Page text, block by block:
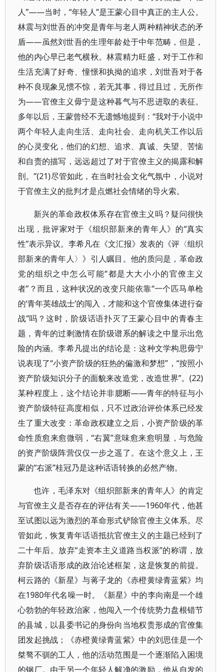
人”——当时，“年轻人”是王蒙心目中真正的主人公。
林震与刘世吾的冲突是青年与老人两种精神状态的矛
盾——虽然刘世吾的生理年龄处于中年范畴，但是，
他的内心早已老气横秋。林震精力旺盛，对于工作和
生活充满了好奇、憧憬和执拗的追求，刘世吾对于各
种不良现象见惯不惊，若无其事，得过且过，无所作
为——官僚主义毋宁是这种暮气与不思进取的表征。
多年以后，王蒙曾经不无遗憾地提到：“我对于小说中
两个年轻人走向生活、走向社会、走向机关工作以后
的心灵变化，他们的幻想、追求、真诚、失望、苦恼
和自责的描写，远远超过了对于官僚主义的揭露和解
剖。”(21)尽管如此，在当时社会文化气氛中，小说对
于官僚主义的批判才是点燃社会情绪的导火索。
新兴的革命政权体系存在官僚主义吗？疑问很快
出现，批评家对于《组织部新来的青年人》的“真实
性”表示异议。李希凡在《文汇报》发表的《评〈组织
部新来的青年人〉》引人瞩目。他的质问是，革命政
党的组织之中怎么可能“都是大大小小的官僚主义
者”？而且，这种状况的改变只能依靠“一个匹马单枪
的‘青年英雄战士’的闯入，才能和这个官僚集体进行奋
战”吗？这时，阶级话语扑灭了王蒙心目中的青春主
题，青年的过剩激情在阶级谱系的解读之中显示出危
险的内涵。李希凡提出的结论是：这种文学构思毋宁
说表现了“小资产阶级的狂热的偏激和梦想”，“按照小
资产阶级知识分子的面貌来改造党，改造世界”。(22)
某种程度上，这个结论并非臆断——青年的特征与小
资产阶级特征高度相似，只不过政治评价体系已经发
生了重大改变：革命政权建立之后，小资产阶级的革
命性质愈来愈微弱，“右翼”意味愈来愈明显，与危险
的资产阶级阵营仅仅一步之遥了。在这个意义上，王
蒙的“右派”桂冠乃是这种话语转换的必然产物。
也许，毛泽东对《组织部新来的青年人》的肯定
与官僚主义是否存在的评估有关——1960年代，他甚
至试图以远为激烈的革命形式铲除官僚主义体系。尽
管如此，恢复青年话语抵抗官僚主义的主题已经到了
二十年后。放弃“走资本主义道路当权派”的称谓，放
弃阶级话语形成的政治论述框架，这是恢复的前提。
柯云路的《新星》与蒋子龙的《赤橙黄绿青蓝紫》均
在1980年代名噪一时。《新星》中的李向南是一个雄
心勃勃的年轻政治家，他闯入一个传统势力盘根错节
的县城，以县委书记的身份向当地权贵形成的官僚集
团发起挑战；《赤橙黄绿青蓝紫》中的刘思佳是一个
桀骜不驯的工人，他的活动范围是一个逐渐陷入困境
的钢厂。由于另一个年轻人解净的激励，他从自发的